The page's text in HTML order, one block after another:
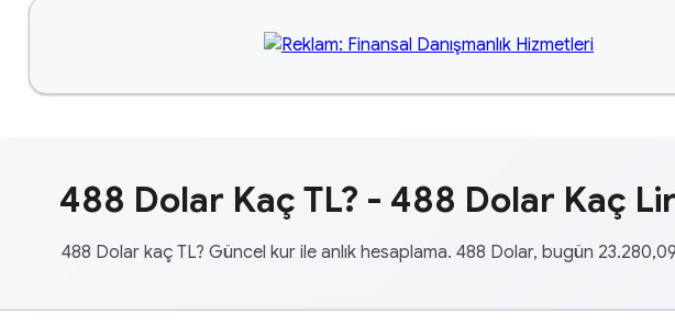
488 Dolar Kaç TL? - 488 Dolar Kaç
488 Dolar kaç TL? Güncel kur ile anlık hesaplama. 488 Dolar, bugün